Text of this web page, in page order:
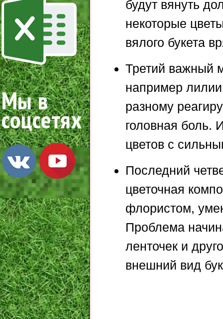
будут вянуть
некоторые
вялого букета
Третий важный
например
разному
головная боль.
цветов с
Последний
цветочная
флористом,
Проблема
ленточек и
внешний вид